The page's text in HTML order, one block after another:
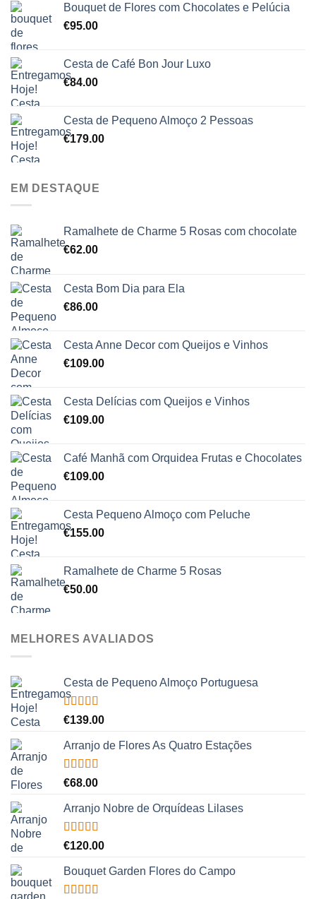
Bouquet de Flores com Chocolates e Pelúcia
€95.00
Cesta de Café Bon Jour Luxo
€84.00
Cesta de Pequeno Almoço 2 Pessoas
€179.00
EM DESTAQUE
Ramalhete de Charme 5 Rosas com chocolate
€62.00
Cesta Bom Dia para Ela
€86.00
Cesta Anne Decor com Queijos e Vinhos
€109.00
Cesta Delícias com Queijos e Vinhos
€109.00
Café Manhã com Orquidea Frutas e Chocolates
€109.00
Cesta Pequeno Almoço com Peluche
€155.00
Ramalhete de Charme 5 Rosas
€50.00
MELHORES AVALIADOS
Cesta de Pequeno Almoço Portuguesa
Avaliação
€139.00
Arranjo de Flores As Quatro Estações
Avaliação
€68.00
Arranjo Nobre de Orquídeas Lilases
Avaliação
€120.00
Bouquet Garden Flores do Campo